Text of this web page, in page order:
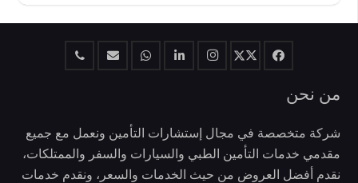
من نحن
شركة متخصصة في مجال إستشارات التأمين ونعمل مع جميع
مقدمي خدمات التأمين الطبي والسيارات والسفر والممتلكات،
نقدم أفضل العروض من حيث الخدمات والسعر، ونقدم خدمات